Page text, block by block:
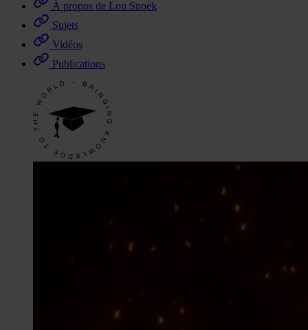
À propos de Lou Snoek
Sujets
Vidéos
Publications